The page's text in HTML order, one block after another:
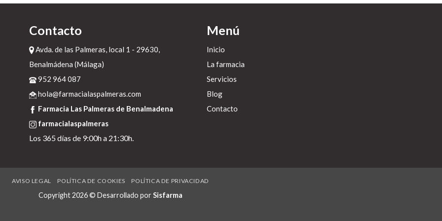
Contacto
Avda. de las Palmeras, local 1 - 29630,
Benalmádena (Málaga)
952 964 087
hola@farmacialaspalmeras.com
Farmacia Las Palmeras de Benalmadena
farmacialaspalmeras
Los 365 días de 9:00h a 21:30h.
Menú
Inicio
La farmacia
Servicios
Blog
Contacto
AVISO LEGAL POLÍTICA DE COOKIES POLÍTICA DE PRIVACIDAD
Copyright 2026 © Desarrollado por Sisfarma